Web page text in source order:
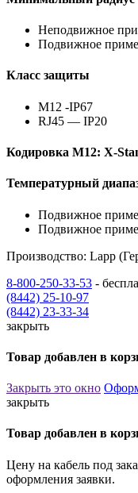
Неподвижное
Подвижное
Класс защиты
M12 -IP67
RJ45 — IP20
Кодировка M12: X-
Температурный
Подвижное
Подвижное
Производство: Lapp
8-800-250-33-53 -
(8442) 25-10-97
(8442) 23-33-34
закрыть
Товар добавлен в
Закрыть это окно
закрыть
Товар добавлен в
Цену на кабель под
оформления заявки.